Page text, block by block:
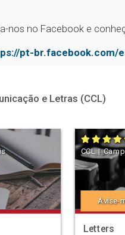
nos no Facebook e
pt-br.facebook.com/
e Letras (CCL)
CCL |
Avise-
Letters